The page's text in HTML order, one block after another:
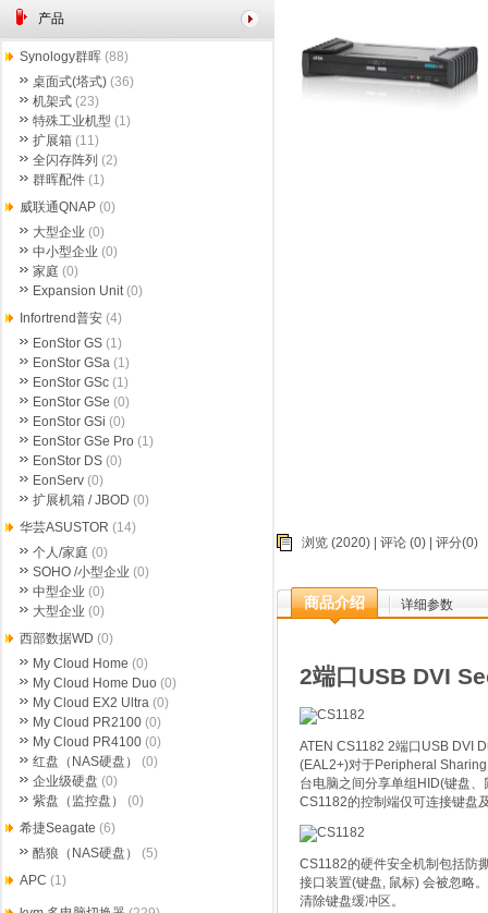
浏览 (2020) | 评论 (0) | 评分(0)
商品介绍 详细参数
2端口USB DVI
ATEN CS1182 2端口USB DVI
(EAL2+)对于Peripheral
台电脑之间分享单组HID(键盘
CS1182的控制端仅可连接键盘
CS1182的硬件安全机制包括防
接口装置(键盘, 鼠标) 会被忽略
清除键盘缓冲区。
产品
Synology群晖 (88)
桌面式(塔式) (36)
机架式 (23)
特殊工业机型 (1)
扩展箱 (11)
全闪存阵列 (2)
群晖配件 (1)
威联通QNAP (0)
大型企业 (0)
中小型企业 (0)
家庭 (0)
Expansion Unit(0)
Infortrend普安 (4)
EonStor GS (1)
EonStor GSa (1)
EonStor GSc (1)
EonStor GSe (0)
EonStor GSi (0)
EonStor GSe Pro (1)
EonStor DS (0)
EonServ (0)
扩展机箱 / JBOD (0)
华芸ASUSTOR (14)
个人/家庭 (0)
SOHO /小型企业 (0)
中型企业 (0)
大型企业 (0)
西部数据WD (0)
My Cloud Home (0)
My Cloud Home Duo (0)
My Cloud EX2 Ultra (0)
My Cloud PR2100 (0)
My Cloud PR4100 (0)
红盘（NAS硬盘）
(0)
企业级硬盘 (0)
紫盘（监控盘）
(0)
希捷Seagate (6)
酷狼（NAS硬盘）
(5)
APC (1)